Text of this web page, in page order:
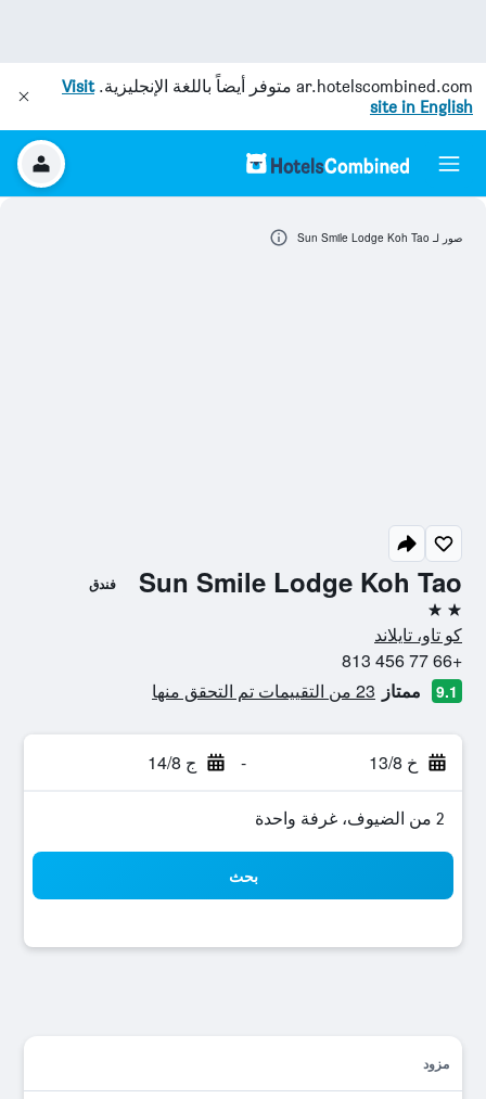
ar.hotelscombined.com متوفر أيضاً باللغة الإنجليزية.Visit
site in English
Sun Smile Lodge Koh Tao فندق
2 نجمتين
كو تاو، تايلاند
+66 77 456 813
9.1 ممتاز 23 من التقييمات تم التحقق منها
خ 13/8 - ج 14/8
2 من الضيوف، غرفة واحدة
بحث
مزود
صور لـ Sun Smile Lodge Koh Tao